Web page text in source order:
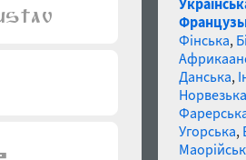
Фінська,
Данська,
Норвезька
Угорська,